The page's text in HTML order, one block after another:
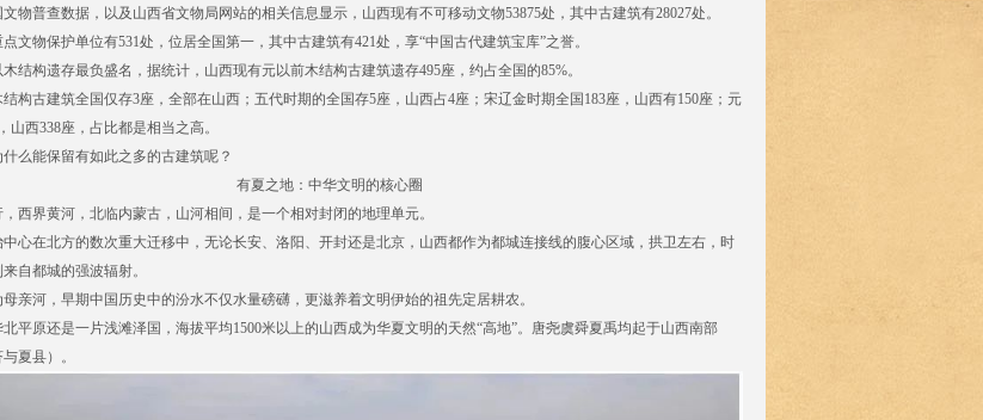
物普查数据，以及山西省文物局网站的相关信息显示，山西现有不可移动文物53875处，其中古建筑有28027处。
文物保护单位有531处，位居全国第一，其中古建筑有421处，享“中国古代建筑宝库”之誉。
结构遗存最负盛名，据统计，山西现有元以前木结构古建筑遗存495座，约占全国的85%。
构古建筑全国仅存3座，全部在山西；五代时期的全国存5座，山西占4座；宋辽金时期全国183座，山西有150座；元
山西338座，占比都是相当之高。
么能保留有如此之多的古建筑呢？
有夏之地：中华文明的核心圈
西界黄河，北临内蒙古，山河相间，是一个相对封闭的地理单元。
心在北方的数次重大迁移中，无论长安、洛阳、开封还是北京，山西都作为都城连接线的腹心区域，拱卫左右，时
自都城的强波辐射。
亲河，早期中国历史中的汾水不仅水量磅礴，更滋养着文明伊始的祖先定居耕农。
平原还是一片浅滩泽国，海拔平均1500米以上的山西成为华夏文明的天然“高地”。唐尧虞舜夏禹均起于山西南部
夏县）。